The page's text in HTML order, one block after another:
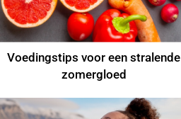
Voedingstips voor een stralende
zomergloed